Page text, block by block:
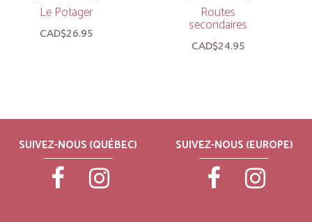
Le Potager
CAD$26.95
Routes
secondaires
CAD$24.95
SUIVEZ-NOUS (QUÉBEC) SUIVEZ-NOUS (EUROPE)